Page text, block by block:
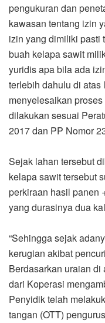
pengukuran dan
kawasan tentang izin
izin yang dimiliki pasti
buah kelapa sawit
yuridis apa bila ada
terlebih dahulu di
menyelesaikan
dilakukan sesuai
2017 dan PP Nomor
Sejak lahan tersebut
kelapa sawit tersebut
perkiraan hasil panen
yang durasinya dua
“Sehingga sejak
kerugian akibat
Berdasarkan uraian
dari Koperasi
Penyidik telah
tangan (OTT)